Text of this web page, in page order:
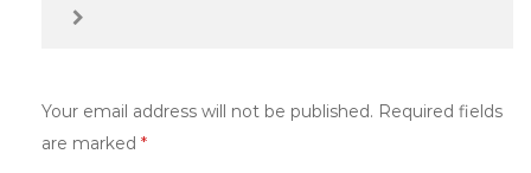
Your email address will not be published. Required fields
are marked *